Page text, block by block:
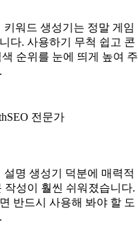
워드 생성기는 정말 게임
다. 사용하기 무척 쉽고 콘
순위를 눈에 띄게 높여 주
SEO 전문가
명 생성기 덕분에 매력적
작성이 훨씬 쉬워졌습니다.
반드시 사용해 봐야 할 도